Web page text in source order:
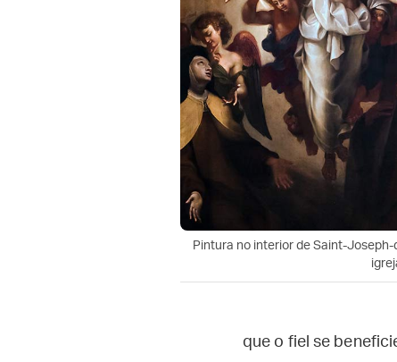
Pintura no interior de Saint-Joseph-
que o fiel se